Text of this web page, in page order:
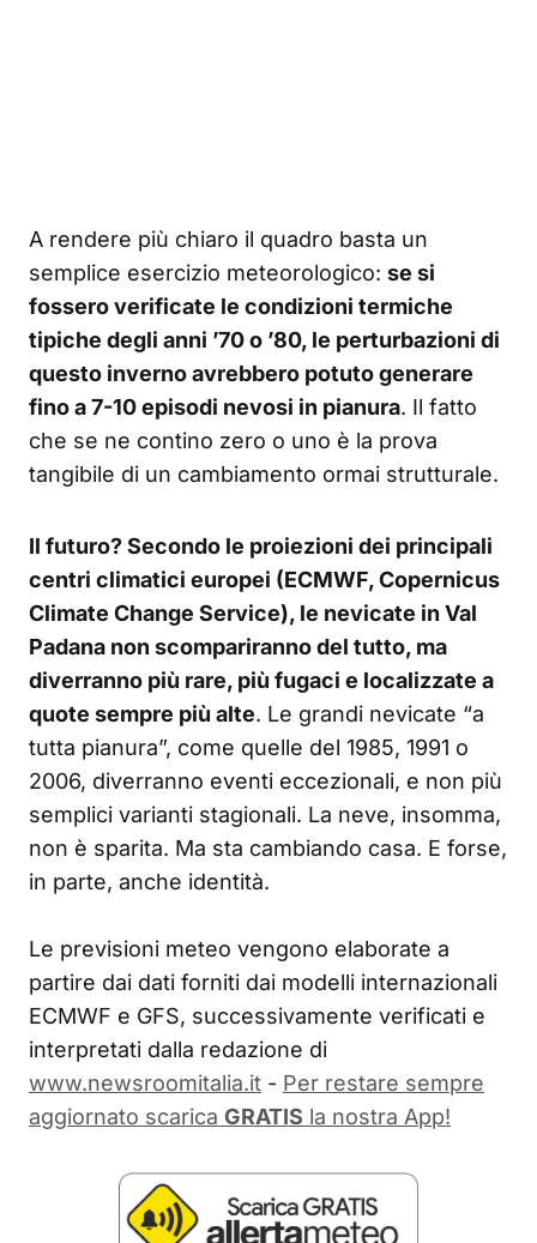
A rendere più chiaro il quadro basta un
semplice esercizio meteorologico: se si
fossero verificate le condizioni termiche
tipiche degli anni ’70 o ’80, le perturbazioni di
questo inverno avrebbero potuto generare
fino a 7-10 episodi nevosi in pianura. Il fatto
che se ne contino zero o uno è la prova
tangibile di un cambiamento ormai strutturale.
Il futuro? Secondo le proiezioni dei principali
centri climatici europei (ECMWF, Copernicus
Climate Change Service), le nevicate in Val
Padana non scompariranno del tutto, ma
diverranno più rare, più fugaci e localizzate a
quote sempre più alte. Le grandi nevicate “a
tutta pianura”, come quelle del 1985, 1991 o
2006, diverranno eventi eccezionali, e non più
semplici varianti stagionali. La neve, insomma,
non è sparita. Ma sta cambiando casa. E forse,
in parte, anche identità.
Le previsioni meteo vengono elaborate a
partire dai dati forniti dai modelli internazionali
ECMWF e GFS, successivamente verificati e
interpretati dalla redazione di
www.newsroomitalia.it - Per restare sempre
aggiornato scarica GRATIS la nostra App!